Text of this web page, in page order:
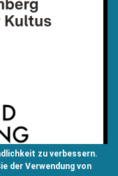
zu verbessern.
der Verwendung von